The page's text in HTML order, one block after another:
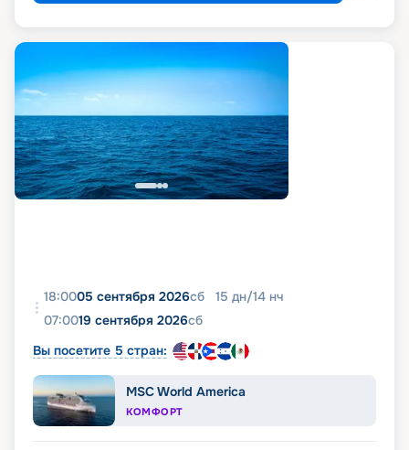
18:0005 сентября 2026сб 15 дн/14 нч
07:0019 сентября 2026сб
Вы посетите 5 стран:
MSC World America
КОМФОРТ